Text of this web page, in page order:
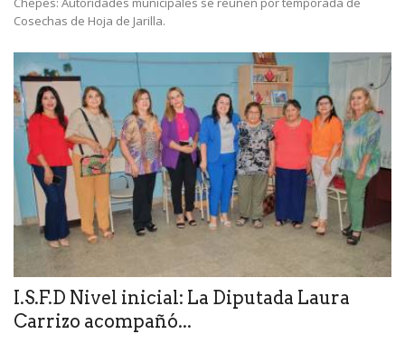
Cosechas de Hoja de Jarilla.
I.S.F.D Nivel inicial: La Diputada Laura
Carrizo acompañó...